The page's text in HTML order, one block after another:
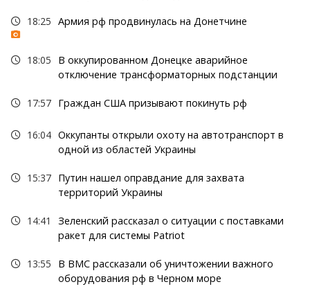
18:25 Армия рф продвинулась на Донетчине
18:05
В оккупированном Донецке аварийное
отключение трансформаторных подстанции
17:57 Граждан США призывают покинуть рф
16:04 Оккупанты открыли охоту на автотранспорт в
одной из областей Украины
15:37 Путин нашел оправдание для захвата
территорий Украины
14:41
Зеленский рассказал о ситуации с поставками
ракет для системы Patriot
13:55
В ВМС рассказали об уничтожении важного
оборудования рф в Черном море